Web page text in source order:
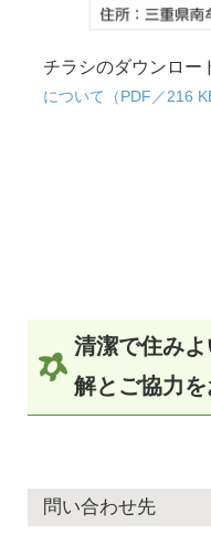
チラシのダウンロー
について（PDF／216
清潔で住み
解とご協力を
問い合わせ先